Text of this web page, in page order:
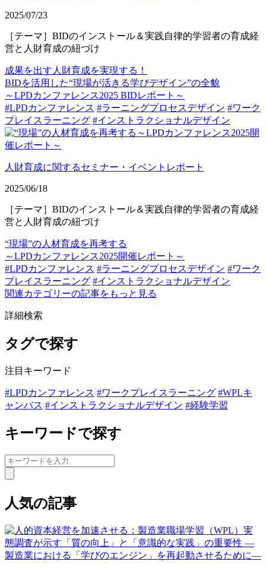
2025/07/23
［テーマ］BIDのインストール＆実践自律的学習者の育成経
営と人財育成の紐づけ
成果を出す人財育成を実現する！
BIDを活用した“現場が活きる学びデザイン”の全貌
～LPDカンファレンス2025 BIDレポート～
#LPDカンファレンス #ラーニングプロセスデザイン #ワーク
プレイスラーニング #インストラクショナルデザイン
人財育成に関するセミナー・イベントレポート
2025/06/18
［テーマ］BIDのインストール＆実践自律的学習者の育成経
営と人財育成の紐づけ
“現場”の人材育成を再考する
～LPDカンファレンス2025開催レポート～
#LPDカンファレンス #ラーニングプロセスデザイン #ワーク
プレイスラーニング #インストラクショナルデザイン
関連カテゴリーの記事をもっと見る
詳細検索
タグで探す
注目キーワード
#LPDカンファレンス #ワークプレイスラーニング #WPLキ
ャンバス #インストラクショナルデザイン #経験学習
キーワードで探す
人気の記事